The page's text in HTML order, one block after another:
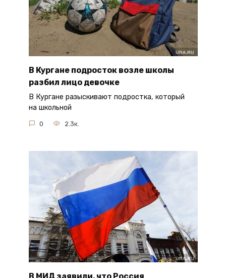
В Кургане подросток возле школы
разбил лицо девочке
В Кургане разыскивают подростка, который
на школьной
0 2.3к.
В МИД заявили, что Россия